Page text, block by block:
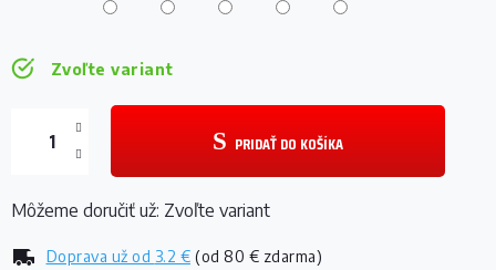
Zvoľte variant
Doprava už od 3.2 € (od 80 € zdarma)
PRIDAŤ DO KOŠÍKA
Môžeme doručiť už: Zvoľte variant